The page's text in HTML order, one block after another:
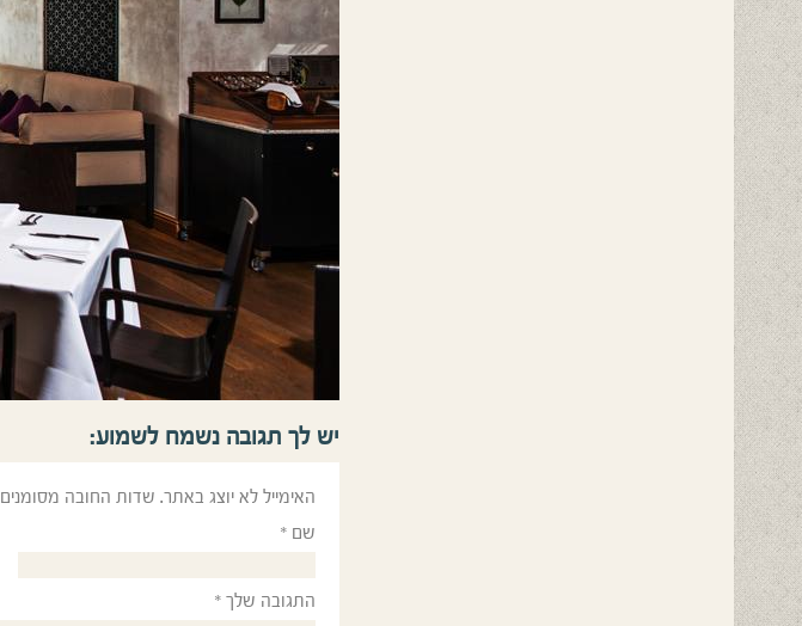
יש לך תגובה נשמח לשמוע:
האימייל לא יוצג באתר. שדות החובה מסומנים
שם *
התגובה שלך *